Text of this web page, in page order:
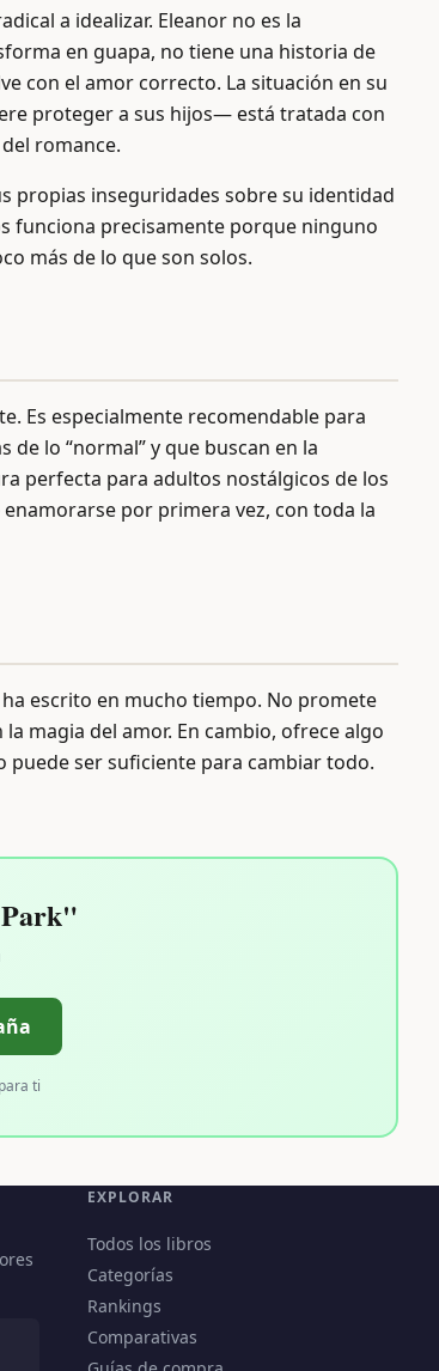
a idealizar. Eleanor no es la
en guapa, no tiene una historia de
con el amor correcto. La situación en su
proteger a sus hijos— está tratada con
romance.
propias inseguridades sobre su identidad
funciona precisamente porque ninguno
más de lo que son solos.
Es especialmente recomendable para
de lo “normal” y que buscan en la
perfecta para adultos nostálgicos de los
por primera vez, con toda la
escrito en mucho tiempo. No promete
magia del amor. En cambio, ofrece algo
puede ser suficiente para cambiar todo.
ti
EXPLORAR
Todos los libros
Categorías
Rankings
Comparativas